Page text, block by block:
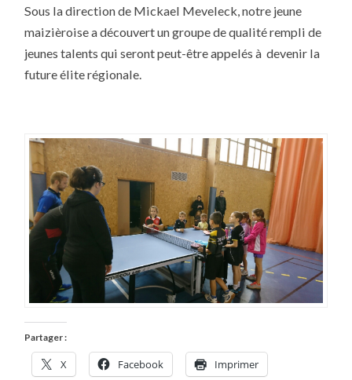
Sous la direction de Mickael Meveleck, notre jeune
maizièroise a découvert un groupe de qualité rempli de
jeunes talents qui seront peut-être appelés à devenir la
future élite régionale.
Partager :
X Facebook Imprimer